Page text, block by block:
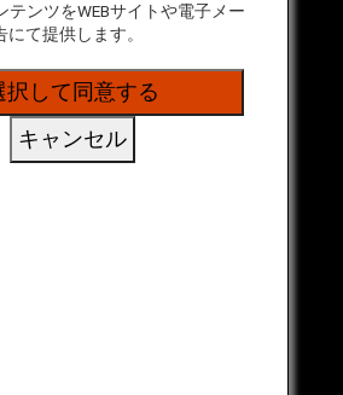
環境）
テンツをWEBサイトや電子メー
にて提供します。
択して同意する
キャンセル